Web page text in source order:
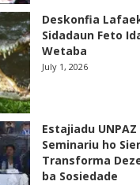
Deskonfia
Sidadaun Feto
Wetaba
July 1, 2026
Estajiadu
Seminariu ho
Transforma
ba Sosiedade